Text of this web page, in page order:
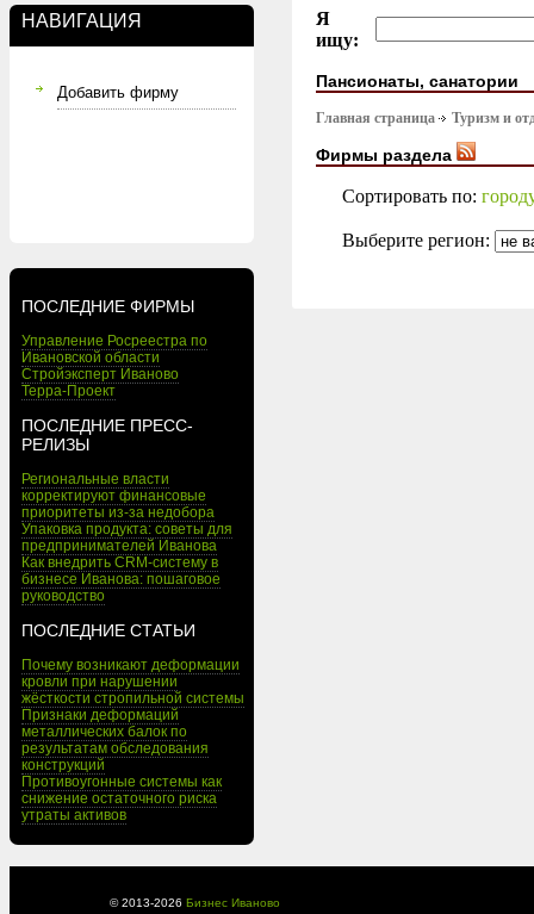
НАВИГАЦИЯ
Добавить фирму
ПОСЛЕДНИЕ ФИРМЫ
Управление Росреестра по
Ивановской области
Стройэксперт Иваново
Терра-Проект
ПОСЛЕДНИЕ ПРЕСС-
РЕЛИЗЫ
Региональные власти
корректируют финансовые
приоритеты из-за недобора
Упаковка продукта: советы для
предпринимателей Иванова
Как внедрить CRM-систему в
бизнесе Иванова: пошаговое
руководство
ПОСЛЕДНИЕ СТАТЬИ
Почему возникают деформации
кровли при нарушении
жёсткости стропильной системы
Признаки деформаций
металлических балок по
результатам обследования
конструкций
Противоугонные системы как
снижение остаточного риска
утраты активов
Я
ищу:
Пансионаты, санатории
Главная страница Туризм и
Фирмы раздела
Сортировать по:
Выберите регион:
© 2013-2026 Бизнес Иваново